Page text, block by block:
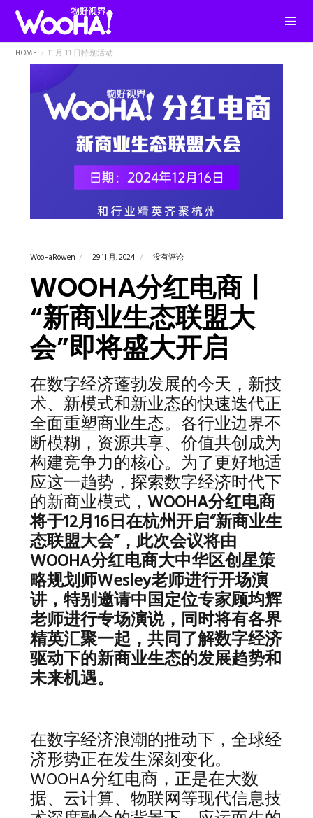
HOME 11 月 11 日特别活动
WooHaRowen 29 11 月, 2024 没有评论
WOOHA分红电商丨
“新商业生态联盟大
会”即将盛大开启
在数字经济蓬勃发展的今天，新技
术、新模式和新业态的快速迭代正
全面重塑商业生态。各行业边界不
断模糊，资源共享、价值共创成为
构建竞争力的核心。为了更好地适
应这一趋势，探索数字经济时代下
的新商业模式， WOOHA分红电商
将于12月16日在杭州开启“新商业生
态联盟大会”，此次会议将由
WOOHA分红电商大中华区创星策
略规划师Wesley老师进行开场演
讲，特别邀请中国定位专家顾均辉
老师进行专场演说， 同时将有各界
精英汇聚一起，共同了解数字经济
驱动下的新商业生态的发展趋势和
未来机遇。
在数字经济浪潮的推动下，全球经
济形势正在发生深刻变化。
WOOHA分红电商，正是在大数
据、云计算、物联网等现代信息技